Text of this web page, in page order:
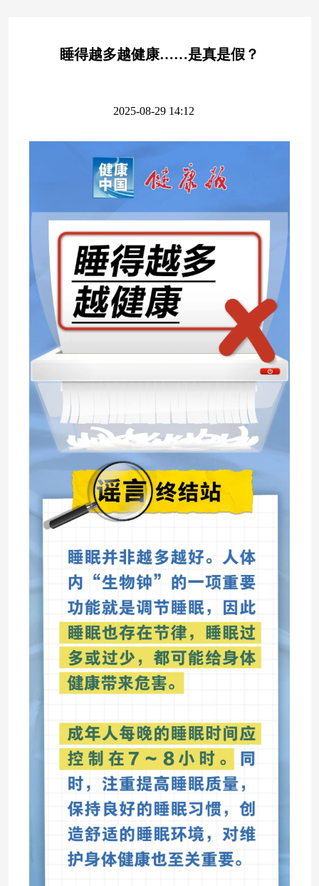
睡得越多越健康……是真是假？
2025-08-29 14:12